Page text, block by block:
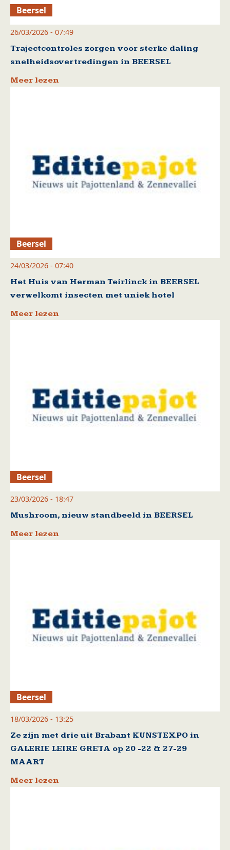
Beersel
26/03/2026 - 07:49
Trajectcontroles zorgen voor sterke daling
snelheidsovertredingen in BEERSEL
Meer lezen
Beersel
24/03/2026 - 07:40
Het Huis van Herman Teirlinck in BEERSEL
verwelkomt insecten met uniek hotel
Meer lezen
Beersel
23/03/2026 - 18:47
Mushroom, nieuw standbeeld in BEERSEL
Meer lezen
Beersel
18/03/2026 - 13:25
Ze zijn met drie uit Brabant KUNSTEXPO in
GALERIE LEIRE GRETA op 20 -22 & 27-29
MAART
Meer lezen